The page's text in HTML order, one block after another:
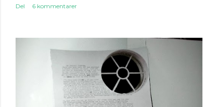
Del 6 kommentarer